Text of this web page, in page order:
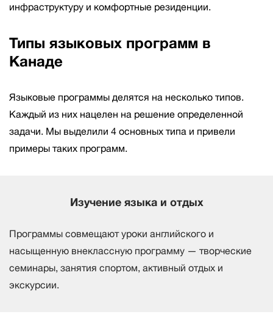
инфраструктуру и комфортные резиденции.
Типы языковых программ в
Канаде
Языковые программы делятся на несколько типов.
Каждый из них нацелен на решение определенной
задачи. Мы выделили 4 основных типа и привели
примеры таких программ.
Изучение языка и отдых
Программы совмещают уроки английского и
насыщенную внеклассную программу — творческие
семинары, занятия спортом, активный отдых и
экскурсии.